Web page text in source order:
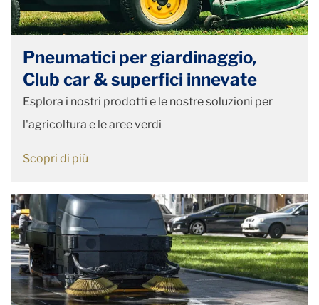
Pneumatici per giardinaggio,
Club car & superfici innevate
Esplora i nostri prodotti e le nostre soluzioni per
l'agricoltura e le aree verdi
Scopri di più